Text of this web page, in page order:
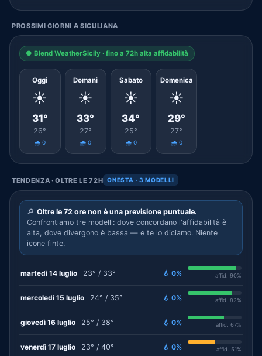
PROSSIMI GIORNI A SICULIANA
● Blend WeatherSicily · fino a 72h alta affidabilità
Oggi
☀️
31°
26°
🌧️ 0
Domani
☀️
33°
27°
🌧️ 0
Sabato
☀️
34°
25°
🌧️ 0
Domenica
☀️
29°
27°
🌧️ 0
TENDENZA · OLTRE LE 72H ONESTA · 3 MODELLI
🔎 Oltre le 72 ore non è una previsione puntuale.
Confrontiamo tre modelli: dove concordano l'affidabilità è
alta, dove divergono è bassa — e te lo diciamo. Niente
icone finte.
martedì 14 luglio 23° / 33° 💧 0% affid. 90%
mercoledì 15 luglio 24° / 35° 💧 0% affid. 82%
giovedì 16 luglio 25° / 38° 💧 0% affid. 67%
venerdì 17 luglio 23° / 40° 💧 0% affid. 51%